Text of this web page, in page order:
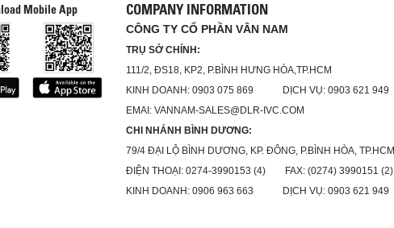
Mobile App COMPANY INFORMATION
CÔNG TY CỔ PHẦN VÂN NAM
TRỤ SỞ CHÍNH:
111/2, ĐS18, KP2, P.BÌNH HƯNG HÒA,TP.HCM
KINH DOANH: 0903 075 869 DỊCH VỤ: 0903 621 949
EMAI: VANNAM-SALES@DLR-IVC.COM
CHI NHÁNH BÌNH DƯƠNG:
79/4 ĐẠI LỘ BÌNH DƯƠNG, KP. ĐÔNG, P.BÌNH HÒA, TP.HCM
ĐIỆN THOẠI: 0274-3990153 (4) FAX: (0274) 3990151 (2)
KINH DOANH: 0906 963 663 DỊCH VỤ: 0903 621 949